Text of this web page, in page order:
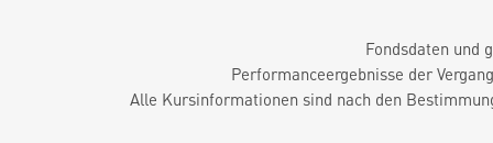
Fondsdaten und
Performanceergebnisse der
Alle Kursinformationen sind nach den